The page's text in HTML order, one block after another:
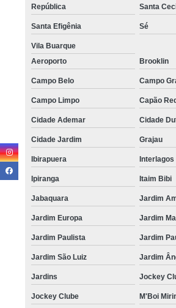
onde encontro micropigmentação capilar para
micropigmentação capilar feminina preço Água
quanto custa micropigmentação capilar
micropigmentação capilar com dermografo
micropigmentação capilar para entradas valor
micropigmentação capilar para calvície preço
micropigmentação capilar nas entradas valor
micropigmentação capilar em entradas preço
micropigmentação capilar entradas Peruíbe
onde encontro micropigmentação capilar nas
micropigmentação capilar em 3d valor Jardins
onde encontro micropigmentação capilar 3d
República Santa
Santa Efigênia Sé
Vila Buarque
Aeroporto
Brooklin
Campo Belo Campo
Campo Limpo Capão
Cidade Ademar Cidade
Cidade Jardim Grajau
Ibirapuera Interlagos
Ipiranga Itaim Bibi
Jabaquara Jardim
Jardim Europa Jardim
Jardim Paulista Jardim
Jardim São Luiz Jardim
Jardins Jockey
Jockey Clube M'Boi